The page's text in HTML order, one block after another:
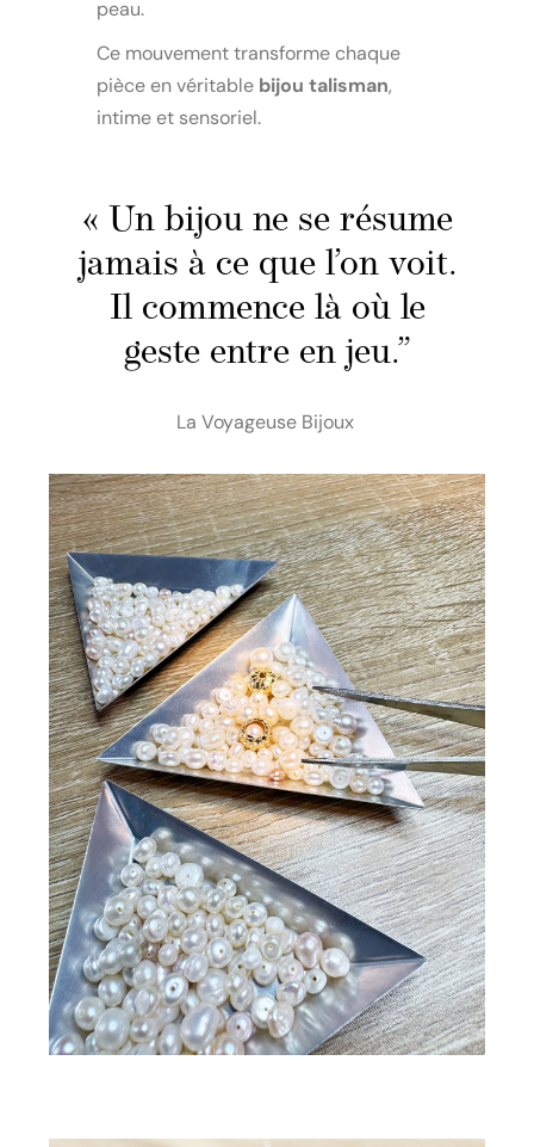
peau.
Ce mouvement transforme chaque
pièce en véritable bijou talisman,
intime et sensoriel.
« Un bijou ne se résume
jamais à ce que l’on voit.
Il commence là où le
geste entre en jeu.”
La Voyageuse Bijoux